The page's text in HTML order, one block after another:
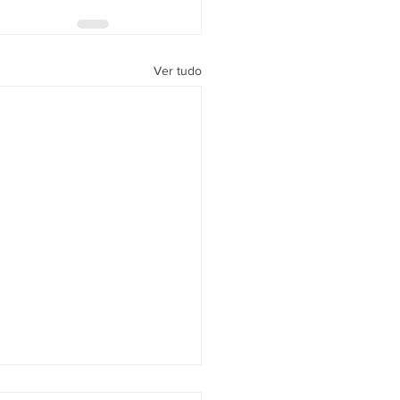
Ver tudo